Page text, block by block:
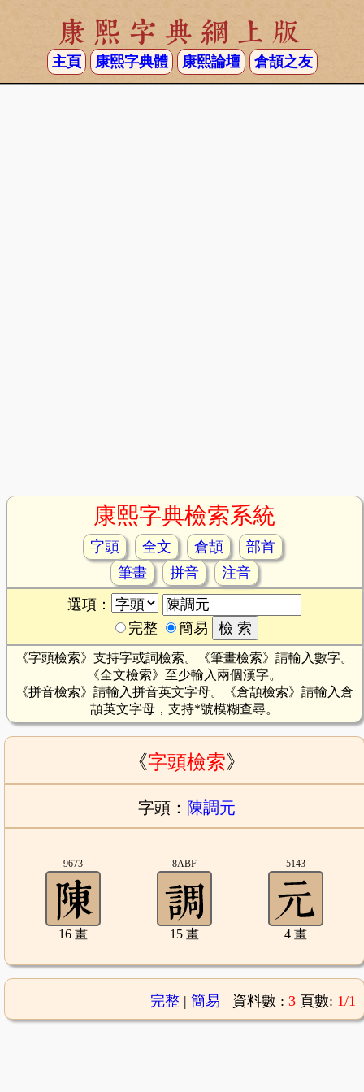
康熙字典網上版
主頁 康熙字典體 康熙論壇 倉頡之友
康熙字典檢索系統
字頭 全文 倉頡
部首
筆畫
拼音
注音
選項：
完整
簡易
《字頭檢索》支持字或詞檢索。《筆畫檢索》請輸入數字。
《全文檢索》至少輸入兩個漢字。
《拼音檢索》請輸入拼音英文字母。《倉頡檢索》請輸入倉
頡英文字母，支持*號模糊查尋。
《字頭檢索》
字頭： 陳調元
9673
16 畫
8ABF
15 畫
5143
4 畫
完整| 簡易 資料數 : 3 頁數: 1/1